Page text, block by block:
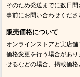
そのため発送までに数日
事前にお問い合わせくださ
販売価格について
オンラインストアと実店
価格変更を行う場合があ
せるなどの場合、掲載価